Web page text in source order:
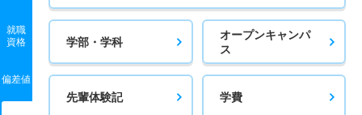
就職
資格
偏差値
学部・学科
オープンキャンパ
ス
先輩体験記 学費